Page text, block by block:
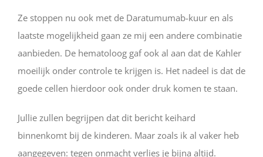
Ze stoppen nu ook met de Daratumumab-kuur en als
laatste mogelijkheid gaan ze mij een andere combinatie
aanbieden. De hematoloog gaf ook al aan dat de Kahler
moeilijk onder controle te krijgen is. Het nadeel is dat de
goede cellen hierdoor ook onder druk komen te staan.
Jullie zullen begrijpen dat dit bericht keihard
binnenkomt bij de kinderen. Maar zoals ik al vaker heb
aangegeven: tegen onmacht verlies je bijna altijd.